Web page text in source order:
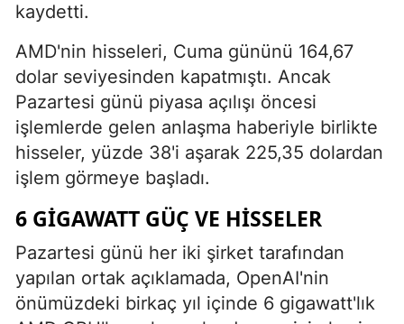
kaydetti.
AMD'nin hisseleri, Cuma gününü 164,67
dolar seviyesinden kapatmıştı. Ancak
Pazartesi günü piyasa açılışı öncesi
işlemlerde gelen anlaşma haberiyle birlikte
hisseler, yüzde 38'i aşarak 225,35 dolardan
işlem görmeye başladı.
6 GIGAWATT GÜÇ VE HISSELER
Pazartesi günü her iki şirket tarafından
yapılan ortak açıklamada, OpenAI'nin
önümüzdeki birkaç yıl içinde 6 gigawatt'lık